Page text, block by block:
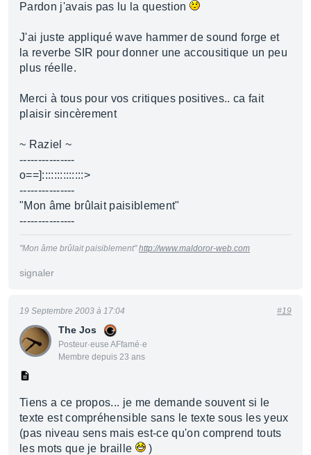
Pardon j'avais pas lu la question
J'ai juste appliqué wave hammer de sound forge et
la reverbe SIR pour donner une accousitique un peu
plus réelle.
Merci à tous pour vos critiques positives.. ca fait
plaisir sincèrement
~ Raziel ~
---------------
o==]::::::::::::::>
---------------
"Mon âme brûlait paisiblement"
---------------
"Mon âme brûlait paisiblement"http://www.maldoror-web.com
signaler
The Jos
Posteur·euse AFfamé·e
Membre depuis 23 ans
19 Septembre 2003 à 17:04 #19
Tiens a ce propos... je me demande souvent si le
texte est compréhensible sans le texte sous les yeux
(pas niveau sens mais est-ce qu'on comprend touts
les mots que je braille
)